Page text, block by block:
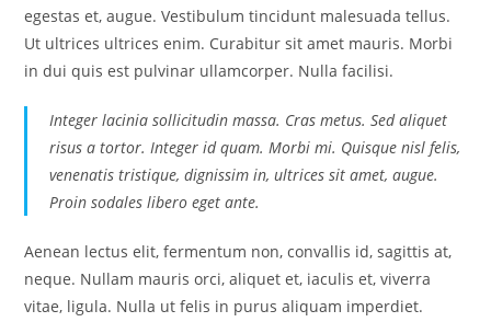
egestas et, augue. Vestibulum tincidunt malesuada tellus.
Ut ultrices ultrices enim. Curabitur sit amet mauris. Morbi
in dui quis est pulvinar ullamcorper. Nulla facilisi.
Integer lacinia sollicitudin massa. Cras metus. Sed aliquet
risus a tortor. Integer id quam. Morbi mi. Quisque nisl felis,
venenatis tristique, dignissim in, ultrices sit amet, augue.
Proin sodales libero eget ante.
Aenean lectus elit, fermentum non, convallis id, sagittis at,
neque. Nullam mauris orci, aliquet et, iaculis et, viverra
vitae, ligula. Nulla ut felis in purus aliquam imperdiet.